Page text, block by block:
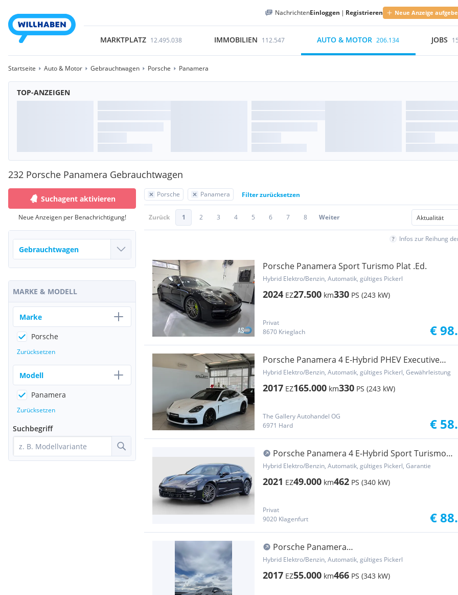
NachrichtenEinloggen | Registrieren Neue Anzeige
MARKTPLATZ 12.495.038 IMMOBILIEN 112.547 AUTO & MOTOR 206.134 JOBS
Startseite Auto & Motor Gebrauchtwagen Porsche Panamera
TOP-ANZEIGEN
232 Porsche Panamera Gebrauchtwagen
Porsche Panamera Filter zurücksetzen
Zurück 1 2 3 4 5 6 7 8 Weiter
Infos zur Reihung
Porsche Panamera Sport Turismo Plat .Ed.
Hybrid Elektro/Benzin, Automatik, gültiges Pickerl
2024 EZ27.500 km330 PS (243 kW)
Privat
8670 Krieglach
€
Porsche Panamera 4 E-Hybrid PHEV Executive
Aut.*Panoram...
Hybrid Elektro/Benzin, Automatik, gültiges Pickerl, Gewährleistung
2017 EZ165.000 km330 PS (243 kW)
The Gallery Autohandel OG
6971 Hard
€
Porsche Panamera 4 E-Hybrid Sport Turismo
EXKLUSIVE AUSSTATTUNG
Hybrid Elektro/Benzin, Automatik, gültiges Pickerl, Garantie
2021 EZ49.000 km462 PS (340 kW)
Privat
9020 Klagenfurt
€
Porsche Panamera
Vollausstattung!Sportdesign
Hybrid Elektro/Benzin, Automatik, gültiges Pickerl
2017 EZ55.000 km466 PS (343 kW)
Suchagent aktivieren
Neue Anzeigen per Benachrichtigung!
MARKE & MODELL
Marke
Porsche
Zurücksetzen
Modell
Panamera
Zurücksetzen
Suchbegriff